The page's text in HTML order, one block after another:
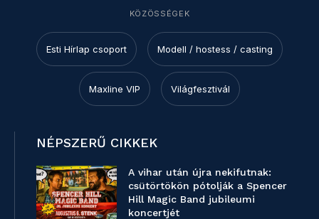
KÖZÖSSÉGEK
Esti Hírlap csoport Modell / hostess / casting
Maxline VIP Világfesztivál
NÉPSZERŰ CIKKEK
A vihar után újra nekifutnak:
csütörtökön pótolják a Spencer
Hill Magic Band jubileumi
koncertjét